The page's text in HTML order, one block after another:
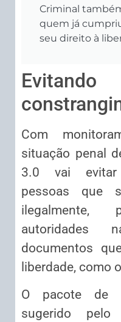
Criminal
quem já
seu direito à
Evitando
Com
situação penal
3.0 vai evitar
pessoas que
autoridades
documentos
liberdade, como
O pacote de
sugerido